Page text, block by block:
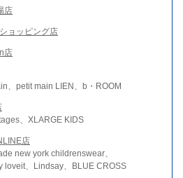
店
ョッピング店
店
、petit main LIEN、b・ROOM
、XLARGE KIDS
店
new york childrenswear、
loveit、Lindsay、BLUE CROSS